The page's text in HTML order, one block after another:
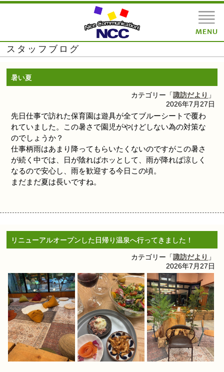
スタッフブログ
暑い夏
カテゴリー「諏訪だより 」
2026年7月27日
先日仕事で訪れた保育園は遊具が全てブルーシートで覆わ
れていました。この暑さで園児がやけどしない為の対策な
のでしょうか？
仕事柄雨はあまり降ってもらいたくないのですがこの暑さ
が続く中では、日が陰ればホッとして、雨が降れば涼しく
なるので安心し、雨を歓迎する今日この頃。
まだまだ夏は長いですね。
リニューアルオープンした日帰り温泉へ行ってきました！
カテゴリー「諏訪だより 」
2026年7月27日